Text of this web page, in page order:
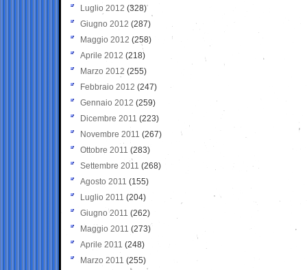
Luglio 2012 (328)
Giugno 2012 (287)
Maggio 2012 (258)
Aprile 2012 (218)
Marzo 2012 (255)
Febbraio 2012 (247)
Gennaio 2012 (259)
Dicembre 2011 (223)
Novembre 2011 (267)
Ottobre 2011 (283)
Settembre 2011 (268)
Agosto 2011 (155)
Luglio 2011 (204)
Giugno 2011 (262)
Maggio 2011 (273)
Aprile 2011 (248)
Marzo 2011 (255)